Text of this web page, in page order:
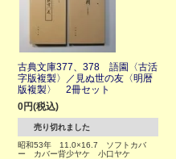
古典文庫377、378 語園〈古活
字版複製〉／見ぬ世の友〈明暦
版複製〉 2冊セット
0円(税込)
売り切れました
昭和53年 11.0×16.7 ソフトカバ
ー カバー背少ヤケ 小口ヤケ